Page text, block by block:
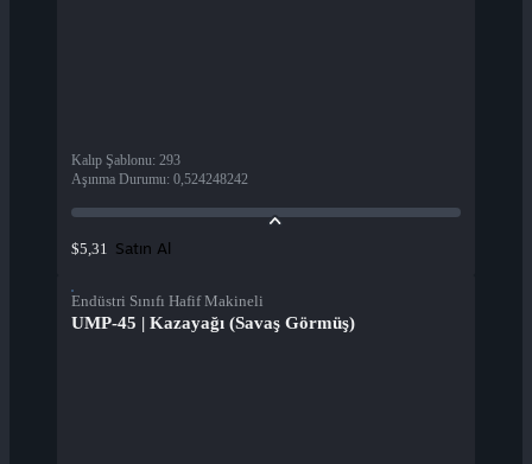
Kalıp Şablonu: 293
Aşınma Durumu: 0,524248242
$5,31 Satın Al
Endüstri Sınıfı Hafif Makineli
UMP-45 | Kazayağı (Savaş Görmüş)